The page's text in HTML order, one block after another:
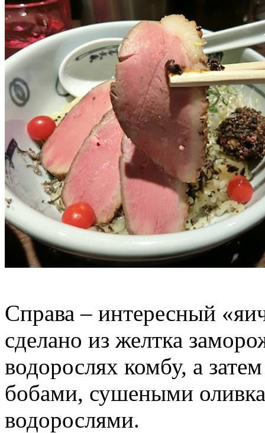
Справа – интересный
сделано из желтка
водорослях комбу, а
бобами, сушеными
водорослями.